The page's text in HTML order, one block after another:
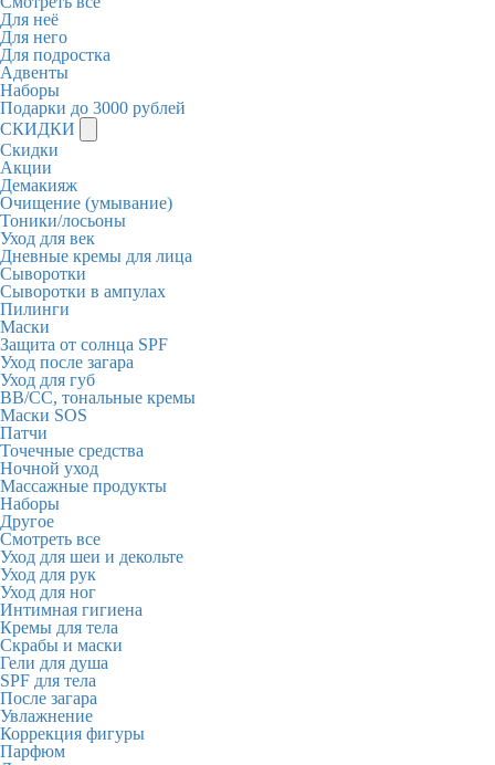
Для неё
Для него
Для подростка
Адвенты
Наборы
Подарки до 3000 рублей
СКИДКИ
Скидки
Акции
Демакияж
Очищение (умывание)
Тоники/лосьоны
Уход для век
Дневные кремы для лица
Сыворотки
Сыворотки в ампулах
Пилинги
Маски
Защита от солнца SPF
Уход после загара
Уход для губ
BB/CC, тональные кремы
Маски SOS
Патчи
Точечные средства
Ночной уход
Массажные продукты
Наборы
Другое
Смотреть все
Уход для шеи и декольте
Уход для рук
Уход для ног
Интимная гигиена
Кремы для тела
Скрабы и маски
Гели для душа
SPF для тела
После загара
Увлажнение
Коррекция фигуры
Парфюм